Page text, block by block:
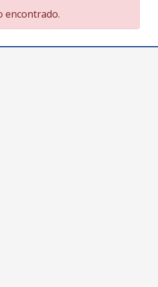
encontrado.